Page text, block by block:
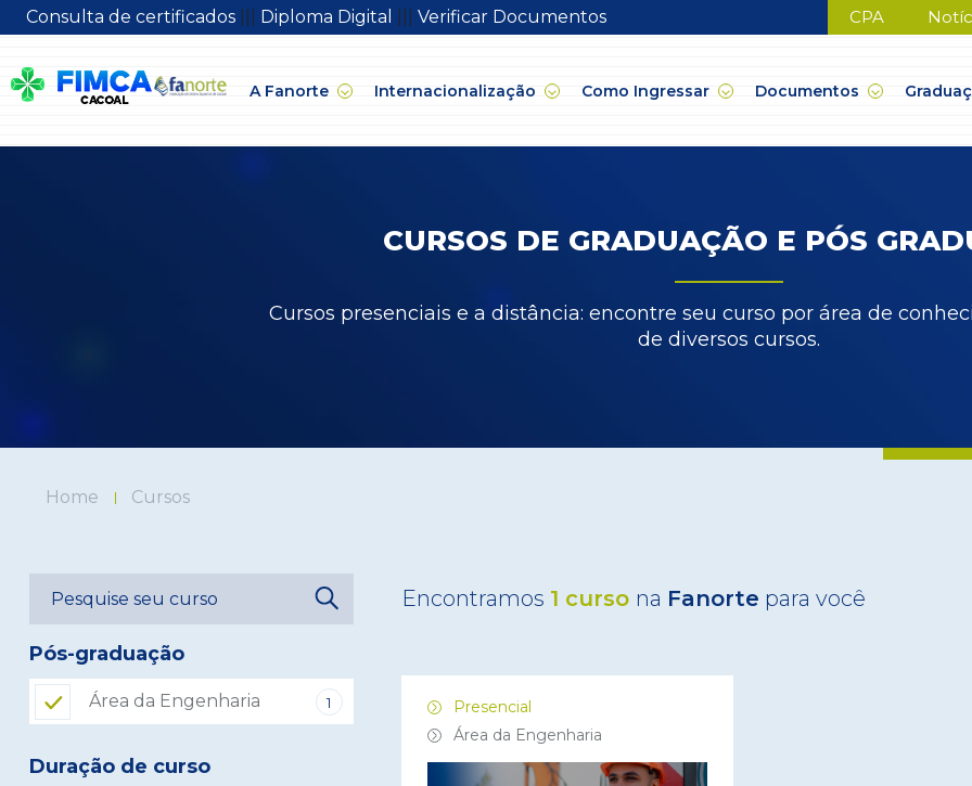
Consulta de certificados Diploma Digital Verificar Documentos CPA
A Fanorte Internacionalização Como Ingressar Documentos
CURSOS DE GRADUAÇÃO E PÓS
Cursos presenciais e a distância: encontre seu curso por área de
de diversos cursos.
Home Cursos
Pós-graduação
Área da Engenharia 1
Duração de curso
Encontramos 1 curso na Fanorte para você
Presencial
Área da Engenharia